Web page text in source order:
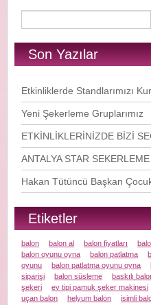
Son Yazılar
Etkinliklerde Standlarımızı
Yeni Şekerleme Gruplarımız
ETKİNLİKLERİNİZDE BİZİ
ANTALYA STAR SEKERLEME
Hakan Tütüncü Başkan
Etiketler
balon balon al balon fiyatları
balon oyunu oyna
balon patlatma
oyunu
balon patlatma oyunu oyna
siparişi
balon süsleme baskılı
şekeri
ev tipi pamuk şeker makinesi
uçan balon
helyum balon isimli